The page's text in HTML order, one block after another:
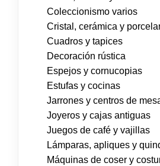
Coleccionismo varios
Cristal, cerámica y
Cuadros y tapices
Decoración rústica
Espejos y cornucopias
Estufas y cocinas
Jarrones y centros de
Joyeros y cajas antiguas
Juegos de café y vajillas
Lámparas, apliques y
Máquinas de coser y